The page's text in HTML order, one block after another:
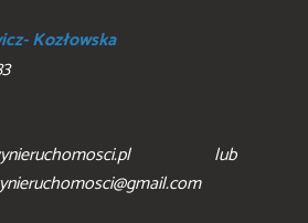
Kozłowska
lub